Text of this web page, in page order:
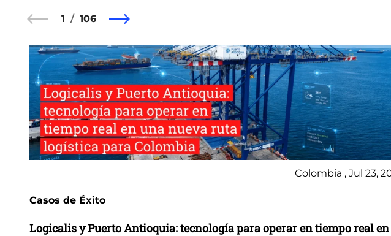
1 106
Colombia , Jul 23,
Casos de Éxito
Logicalis y Puerto Antioquia: tecnología para operar en tiempo real en